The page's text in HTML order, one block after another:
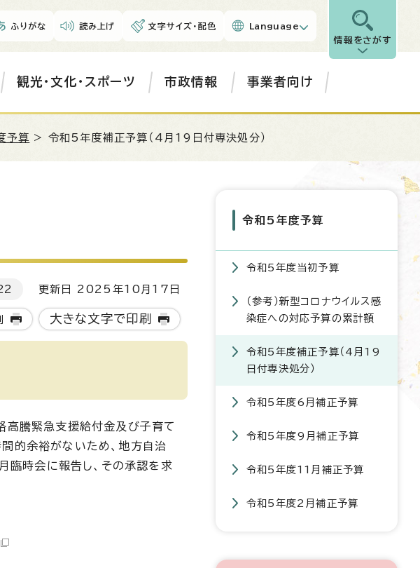
ふりがな 読み上げ 文字サイズ・配色 Language
情報をさがす
観光・文化・スポーツ 市政情報 事業者向け
予算 > 令和5年度補正予算（4月19日付専決処分）
更新日 2025年10月17日
大きな文字で印刷
高騰緊急支援給付金及び子育て
的余裕がないため、地方自治
時会に報告し、その承認を求
令和5年度予算
令和5年度当初予算
（参考）新型コロナウイルス感
染症への対応予算の累計額
令和5年度補正予算（4月19
日付専決処分）
令和5年度6月補正予算
令和5年度9月補正予算
令和5年度11月補正予算
令和5年度2月補正予算